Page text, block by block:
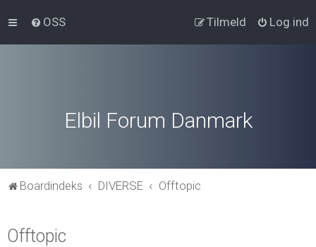
OSS Log ind
Tilmeld
Elbil Forum Danmark
Boardindeks DIVERSE Offtopic
Offtopic